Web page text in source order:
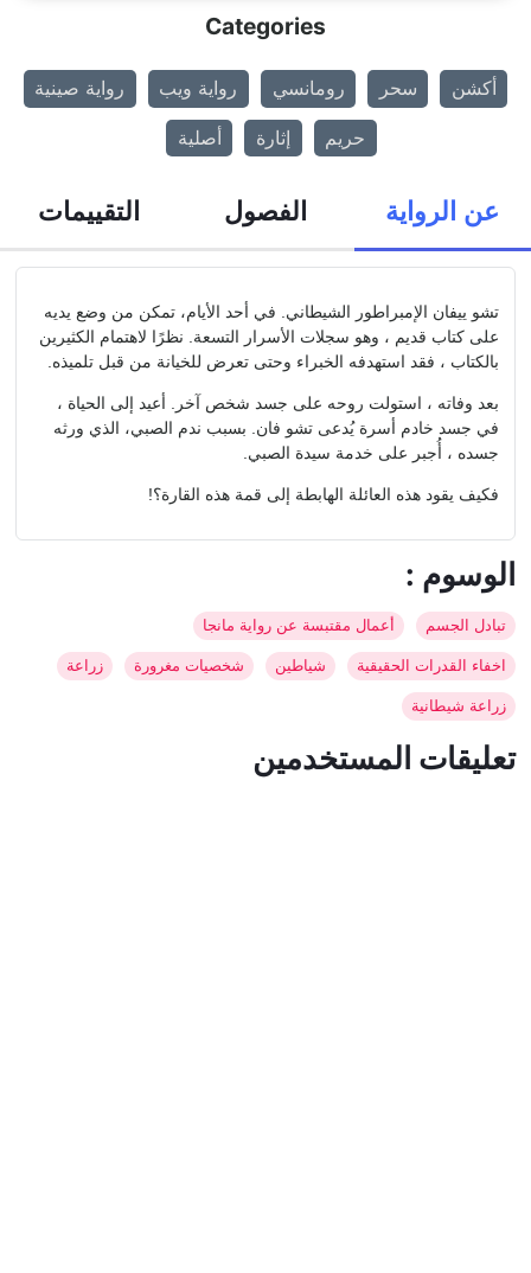
Categories
رواية صينية رواية ويب رومانسي سحر أكشن
أصلية إثارة حريم
عن الرواية الفصول التقييمات
تشو ييفان الإمبراطور الشيطاني. في أحد الأيام، تمكن من وضع يديه
على كتاب قديم ، وهو سجلات الأسرار التسعة. نظرًا لاهتمام الكثيرين
بالكتاب ، فقد استهدفه الخبراء وحتى تعرض للخيانة من قبل تلميذه.
بعد وفاته ، استولت روحه على جسد شخص آخر. أعيد إلى الحياة ،
في جسد خادم أسرة يُدعى تشو فان. بسبب ندم الصبي، الذي ورثه
جسده ، أُجبر على خدمة سيدة الصبي.
فكيف يقود هذه العائلة الهابطة إلى قمة هذه القارة؟!
: الوسوم
تبادل الجسم أعمال مقتبسة عن رواية مانجا
اخفاء القدرات الحقيقية شياطين شخصيات مغرورة زراعة
زراعة شيطانية
تعليقات المستخدمين